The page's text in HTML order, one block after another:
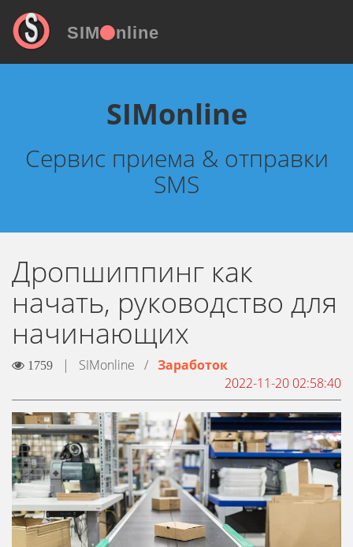
SIM nline
SIMonline
Сервис приема & отправки
SMS
Дропшиппинг как
начать, руководство для
начинающих
1759 | SIMonline / Заработок
2022-11-20 02:58:40